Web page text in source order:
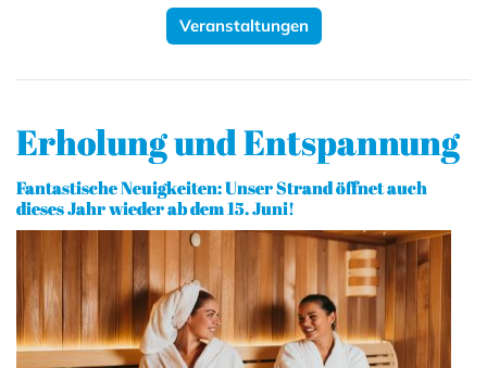
Veranstaltungen
Erholung und Entspannung
Fantastische Neuigkeiten: Unser Strand öffnet auch
dieses Jahr wieder ab dem 15. Juni!